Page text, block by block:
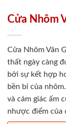
Cửa Nhôm
Cửa Nhôm Vân
thất ngày càng
bởi sự kết hợp
bền bỉ của
và cảm giác ấm
nhược điểm của